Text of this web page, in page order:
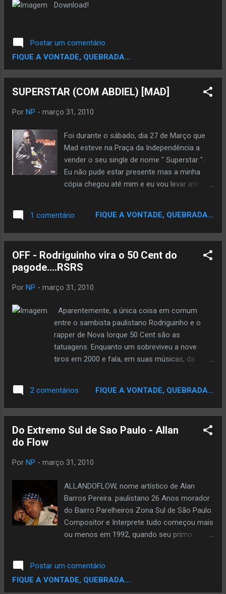
Download!
Postar um comentário
FIQUE A VONTADE, QUEBRADA...
SUPERSTAR (COM ABDIEL) [MAD]
Por NP - março 31, 2010
Foi durante o sábado, dia 27 de Março que
Mad esteve na Praça da Independência a
vender o seu single de nome " Superstar ".
Eu não pude estar presente mas a minha
cópia chegou até mim e eu vou levar até
de Abdiel . Link para download: Mediafire By
Hip HopLusoFono
1 comentário FIQUE A VONTADE, QUEBRADA...
OFF - Rodriguinho vira o 50 Cent do
pagode....RSRS
Por NP - março 31, 2010
Aparentemente, a única coisa em comum
entre o sambista paulistano Rodriguinho e o
rapper de Nova Iorque 50 Cent são as
tatuagens. Enquanto um sobreviveu a nove
tiros em 2000 e fala, em suas músicas, da
romântico. Ainda assim, é grande a influência
do hip hop, em especial de 50 Cent, em seu
Assim’. Escrito, dirigido e estrelado pelo próprio
“Minha influência foi um DVD do (rapper) Usher,
que intercalava uma historinha com vídeos.
Chamei os amigos e fomos embora. De
profissional mesmo, ali, só a edição”, brinca o
músico, ex-vocalista do grupo de pagode Os
Travessos, que deixou em 2004. “Nós já
misturávamos samba e black music”, diz
registrou e lançou o DVD. E aqui as
semelhanças com 50 Cent ultrapassam as t...
2 comentários FIQUE A VONTADE, QUEBRADA...
Do Extremo Sul de Sao Paulo - Allan
do Flow
Por NP - março 31, 2010
ALLANDOFLOW, nome artístico de Alan
Barros Pereira. paulistano 26 Anos morador
do Bairro Parelheiros Zona Sul de São Paulo.
Compositor e Interprete tudo começou mais
ou menos em 1992, quando seu primo
(Primeiro Ato) Pelo Grupo Pavilhão 9. Alan
tinha apenas 9 anos não entendia muita as
Postar um comentário
FIQUE A VONTADE, QUEBRADA...